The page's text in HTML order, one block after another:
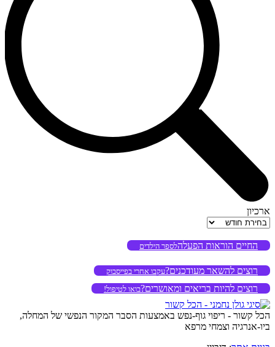
ארכיון
ארכיון
החיים הוראות הפעלהלספר הילדים
רוצים להשאר מעודכנים?עקבו אחרי בפייסבוק
רוצים להיות בריאים ומאושרים?בואו לטיפול!
הכל קשור - ריפוי גוף-נפש באמצעות הסבר המקור הנפשי של המחלה,
ביו-אנרגיה וצמחי מרפא